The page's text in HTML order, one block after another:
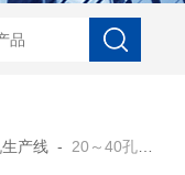
厂家 DWJ-S1系列实验
产线 - 20～40孔自动化大型滴丸机生产线厂家